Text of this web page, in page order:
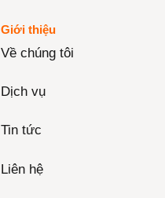
Giới thiệu
Về chúng tôi
Dịch vụ
Tin tức
Liên hệ